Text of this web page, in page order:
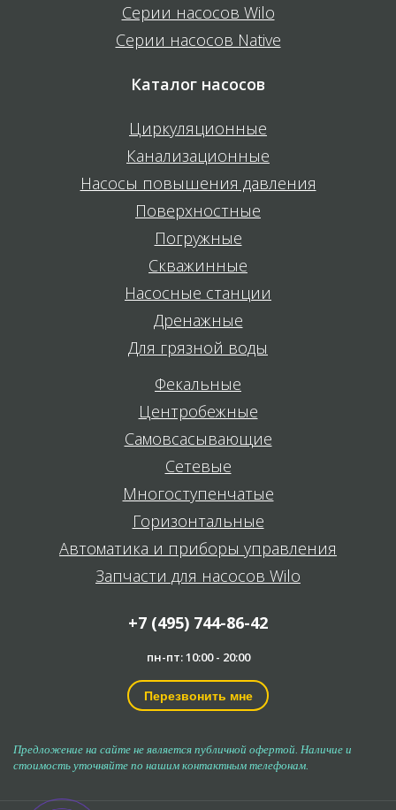
Серии насосов Wilo
Серии насосов Native
Каталог насосов
Циркуляционные
Канализационные
Насосы повышения давления
Поверхностные
Погружные
Скважинные
Насосные станции
Дренажные
Для грязной воды
Фекальные
Центробежные
Самовсасывающие
Сетевые
Многоступенчатые
Горизонтальные
Автоматика и приборы управления
Запчасти для насосов Wilo
+7 (495) 744-86-42
пн-пт: 10:00 - 20:00
Перезвонить мне
Предложение на сайте не является публичной офертой. Наличие и
стоимость уточняйте по нашим контактным телефонам.